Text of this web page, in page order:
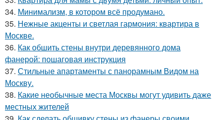
34. Минимализм, в котором всё продумано.
35. Нежные акценты и светлая гармония: квартира в
Москве.
36. Как обшить стены внутри деревянного дома
фанерой: пошаговая инструкция
37. Стильные апартаменты с панорамным Видом на
Москву.
38. Какие необычные места Москвы могут удивить даже
местных жителей